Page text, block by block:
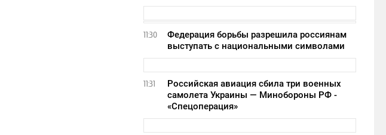
11:30
Федерация борьбы разрешила россиянам
выступать с национальными символами
11:31
Российская авиация сбила три военных
самолета Украины — Минобороны РФ -
«Спецоперация»